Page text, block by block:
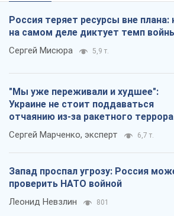
Россия теряет ресурсы вне плана:
на самом деле диктует темп
Сергей Мисюра 5,9 т.
"Мы уже переживали и худшее":
Украине не стоит поддаваться
отчаянию из-за ракетного террора
Сергей Марченко, эксперт 6,7 т.
Запад проспал угрозу: Россия
проверить НАТО войной
Леонид Невзлин 801